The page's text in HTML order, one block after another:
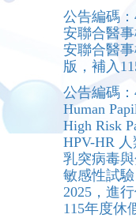
公告編碼
安聯合醫
安聯合醫
版，補入
公告編碼
Human
High Risk
HPV-HR
乳突病毒
敏感性試
2025，進
115年度休